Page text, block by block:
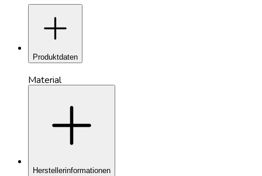
add
Produktdaten
Materialadd
Herstellerinformationen